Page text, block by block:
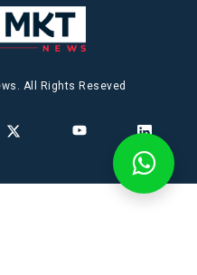
All Rights Reseved